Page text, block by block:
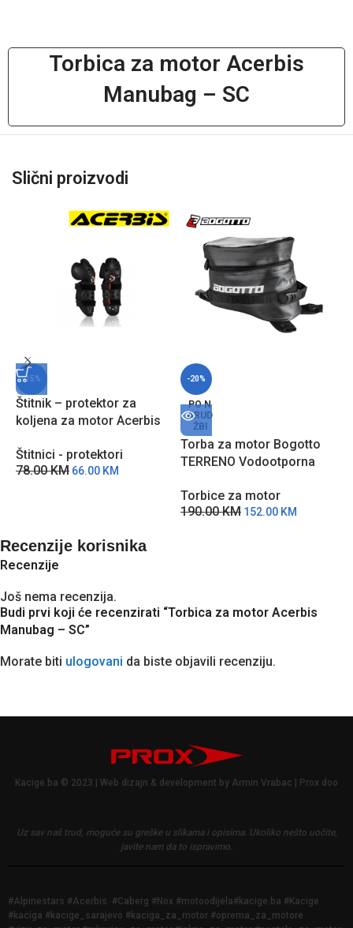
Torbica za motor Acerbis
Manubag – SC
Slični proizvodi
-15%
Štitnik – protektor za
koljena za motor Acerbis
Štitnici - protektori
78.00KM 66.00 KM
-20%
PO N
ARUD
ŽBI
Torba za motor Bogotto
TERRENO Vodootporna
Torbice za motor
190.00KM 152.00 KM
Recenzije korisnika
Recenzije
Još nema recenzija.
Budi prvi koji će recenzirati “Torbica za motor Acerbis
Manubag – SC”
Morate biti ulogovani da biste objavili recenziju.
Kacige.ba © 2023 | Web dizajn & development by Armin Vrabac | Prox doo
Uz sav naš trud, moguće su greške u slikama i opisima. Ukoliko nešto uočite,
javite nam da to ispravimo.
#Alpinestars #Acerbis #Caberg #Nox #motoodijela#kacige.ba #Kacige
#kaciga #kacige_sarajevo #kaciga_za_motor #oprema_za_motore